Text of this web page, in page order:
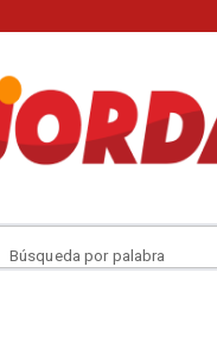
Búsqueda por palabra